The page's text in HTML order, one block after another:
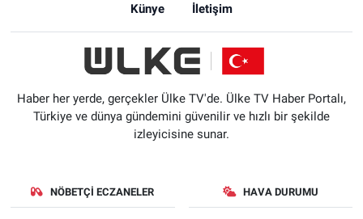
Künye
İletişim
Haber her yerde, gerçekler Ülke TV'de. Ülke TV Haber Portalı,
Türkiye ve dünya gündemini güvenilir ve hızlı bir şekilde
izleyicisine sunar.
NÖBETÇI ECZANELER HAVA DURUMU